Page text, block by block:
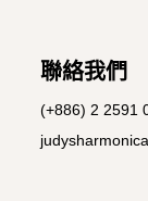
聯絡我們
(+886) 2 2591